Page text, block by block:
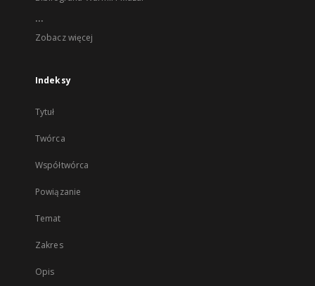
...
Zobacz więcej
Indeksy
Tytuł
Twórca
Współtwórca
Powiązanie
Temat
Zakres
Opis